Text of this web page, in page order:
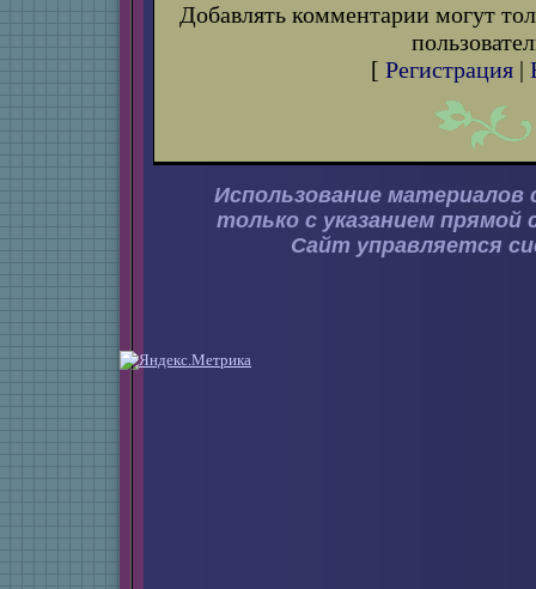
Добавлять комментарии могут
[ Регистрация |
Использование материалов
только с указанием прямой
Сайт управляется